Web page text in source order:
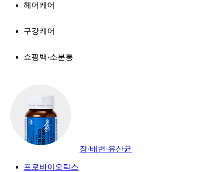
헤어케어
구강케어
쇼핑백·소분통
장·배변·유산균
프로바이오틱스